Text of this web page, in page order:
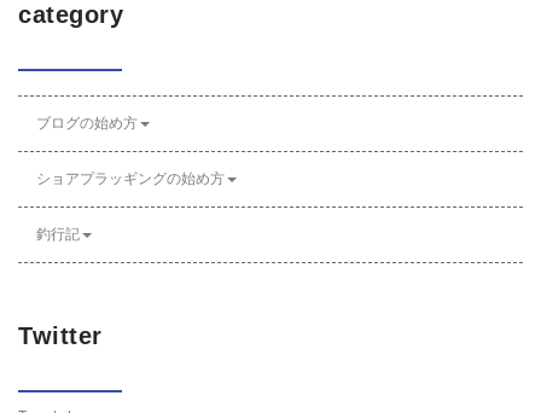
category
ブログの始め方
ショアプラッギングの始め方
釣行記
Twitter